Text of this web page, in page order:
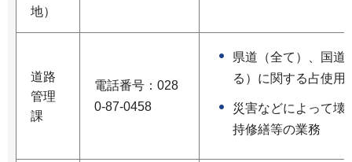
地）
道路
管理
課
電話番号：028
0-87-0458
県道（全て）、国道
る）に関する占使用
災害などによって壊
持修繕等の業務